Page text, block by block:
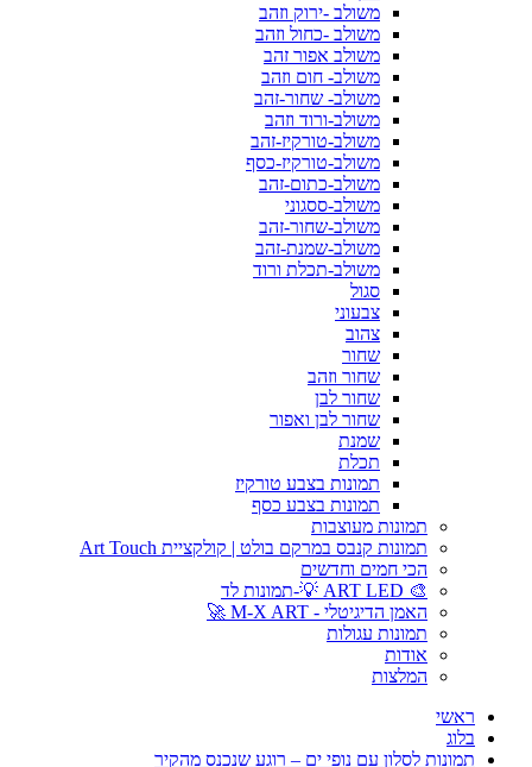
משולב -ירוק וזהב
משולב -כחול וזהב
משולב אפור זהב
משולב- חום וזהב
משולב- שחור-זהב
משולב-ורוד וזהב
משולב-טורקיז-זהב
משולב-טורקיז-כסף
משולב-כתום-זהב
משולב-ססגוני
משולב-שחור-זהב
משולב-שמנת-זהב
משולב-תכלת ורוד
סגול
צבעוני
צהוב
שחור
שחור וזהב
שחור לבן
שחור לבן ואפור
שמנת
תכלת
תמונות בצבע טורקיז
תמונות בצבע כסף
תמונות מעוצבות
תמונות קנבס במרקם בולט | קולקציית Art Touch
הכי חמים וחדשים
🎨 ART LED 💡-תמונות לד
האמן הדיגיטלי - M-X ART 🚀
תמונות עגולות
אודות
המלצות
ראשי
בלוג
תמונות לסלון עם נופי ים – רוגע שנכנס מהקיר